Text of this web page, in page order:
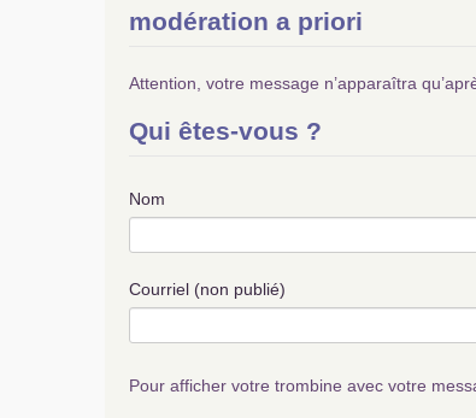
modération a priori
Attention, votre message n’apparaîtra
Qui êtes-vous ?
Nom
Courriel (non publié)
Pour afficher votre trombine avec votre